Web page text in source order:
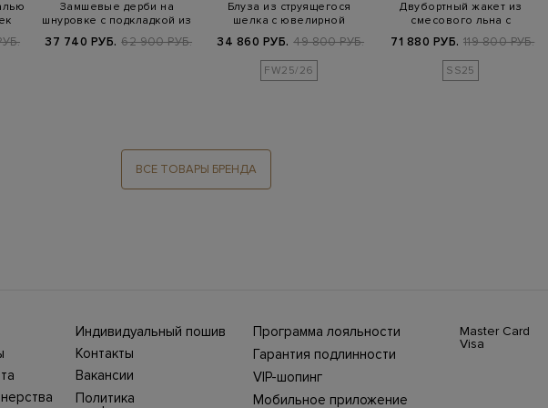
Замшевые дерби на
шнуровке с подкладкой из
37 740 РУБ. 62 900 РУБ.
Блуза из струящегося
шелка с ювелирной
34 860 РУБ. 49 800 РУБ.
FW25/26
Двубортный жакет из
смесового льна с
71 880 РУБ. 119 800 РУБ.
SS25
ВСЕ ТОВАРЫ БРЕНДА
Индивидуальный пошив
Ежегодно в бутики
Stefano Ricci, Brioni,
Canali приезжают
представители Домов
моды, чтобы
Контакты
Большая Покровская,
25. Телефон интернет-
магазина 8 800 500
Вакансии
Политика
Программа лояльности
Гарантия подлинности
VIP-шопинг
Мобильное приложение
Master Card
Visa